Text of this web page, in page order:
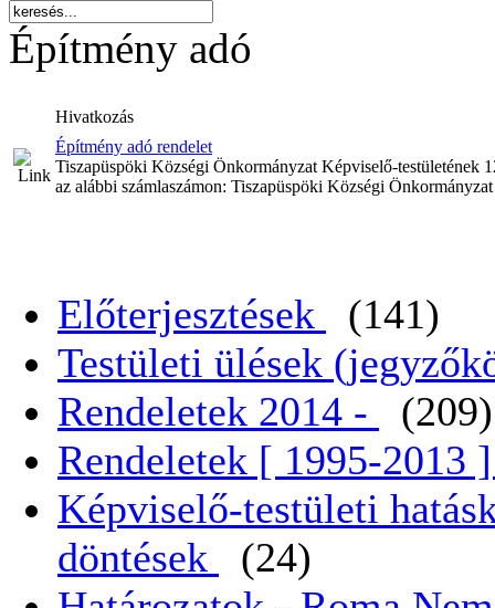
Építmény adó
Hivatkozás
Építmény adó rendelet
Tiszapüspöki Községi Önkormányzat Képviselő-testületének
az alábbi számlaszámon: Tiszapüspöki Községi
Előterjesztések
(141)
Testületi ülések
Rendeletek 2014 -
(209)
Rendeletek [ 1995-2013
Képviselő-testületi
döntések
(24)